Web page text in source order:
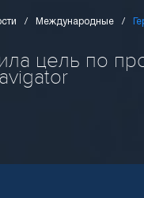
Международные
цель по